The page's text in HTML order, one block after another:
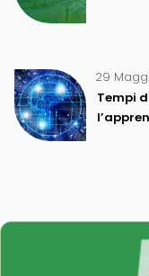
Tempi
29